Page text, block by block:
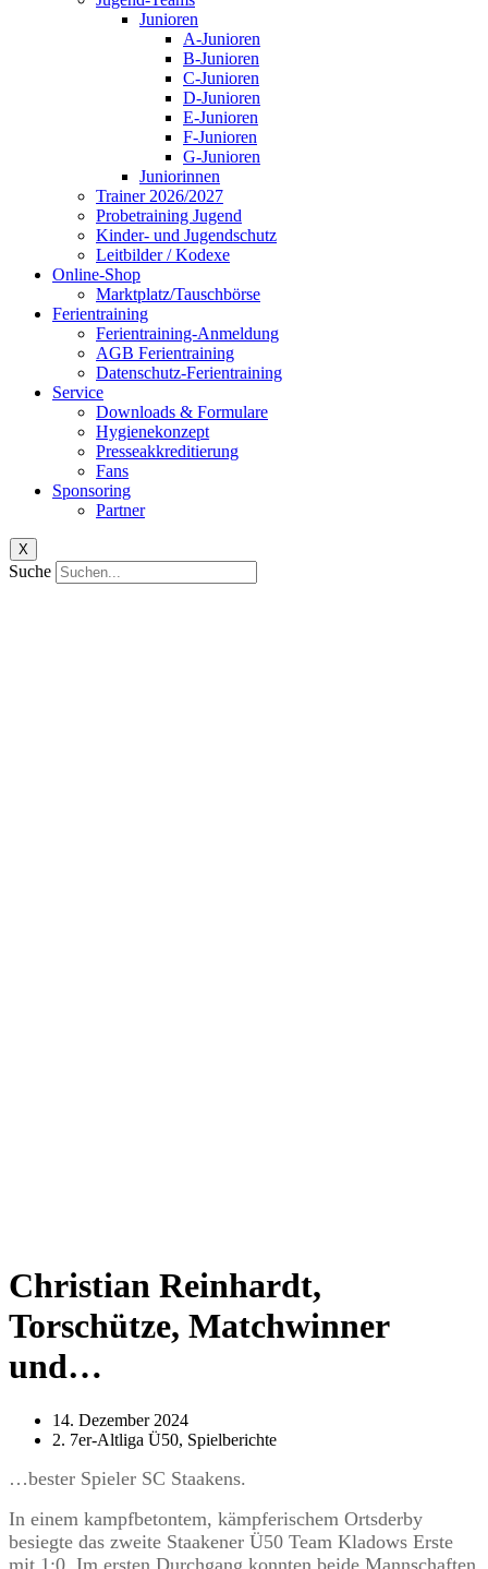
Junioren
A-Junioren
B-Junioren
C-Junioren
D-Junioren
E-Junioren
F-Junioren
G-Junioren
Juniorinnen
Trainer 2026/2027
Probetraining Jugend
Kinder- und Jugendschutz
Leitbilder / Kodexe
Online-Shop
Marktplatz/Tauschbörse
Ferientraining
Ferientraining-Anmeldung
AGB Ferientraining
Datenschutz-Ferientraining
Service
Downloads & Formulare
Hygienekonzept
Presseakkreditierung
Fans
Sponsoring
Partner
X
Suche
Christian Reinhardt,
Torschütze, Matchwinner
und…
14. Dezember 2024
2. 7er-Altliga Ü50, Spielberichte
…bester Spieler SC Staakens.
In einem kampfbetontem, kämpferischem Ortsderby
besiegte das zweite Staakener Ü50 Team Kladows Erste
mit 1:0. Im ersten Durchgang konnten beide Mannschaften